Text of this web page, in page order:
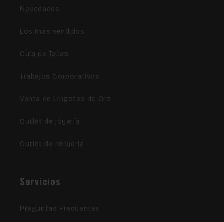
Novedades
Los más vendidos
Guía de Tallas
Trabajos Corporativos
Venta de Lingotes de Oro
Outlet de joyería
Outlet de relojería
Servicios
Preguntas Frecuentes